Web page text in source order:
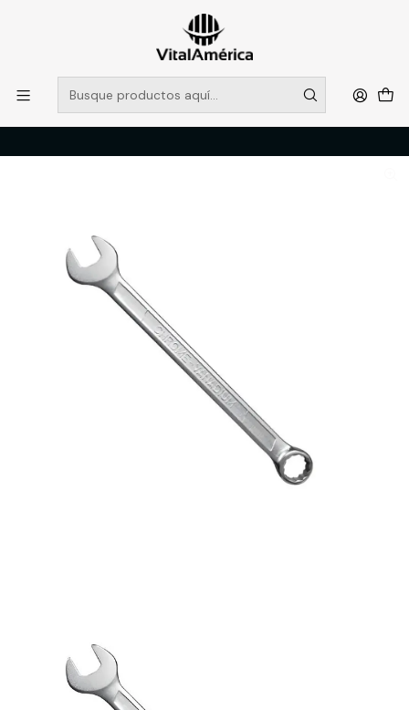
POR SISTEMA FRONTAL SOLO RETIROS EN TIENDA, DESDE
MUCHAS GRACIAS +569 5956 2237
Leer más
Inicio Catálogo FERRETERIA
HERRAMIENTAS MANUALES
LLAVE PUNTA-CORONA 13 MM. (75513)